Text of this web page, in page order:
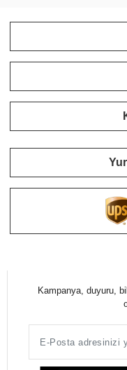
Kampanya, duyuru,